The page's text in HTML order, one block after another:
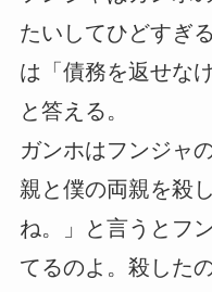
たいしてひどすぎ
は「債務を返せな
と答える。
ガンホはフンジャ
親と僕の両親を殺
ね。」と言うとフ
てるのよ。殺した